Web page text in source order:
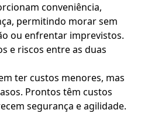
conveniência,
permitindo morar sem
ou enfrentar imprevistos.
e riscos entre as duas
ter custos menores, mas
Prontos têm custos
segurança e agilidade.